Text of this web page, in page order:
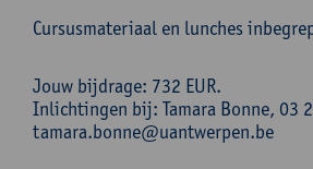
Cursusmateriaal en lunches
Jouw bijdrage: 732 EUR.
Inlichtingen bij: Tamara Bonne, 03
tamara.bonne@uantwerpen.be